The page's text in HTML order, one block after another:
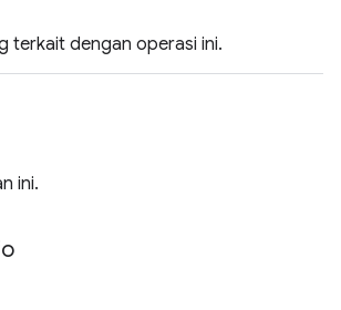
terkait dengan operasi ini.
ini.